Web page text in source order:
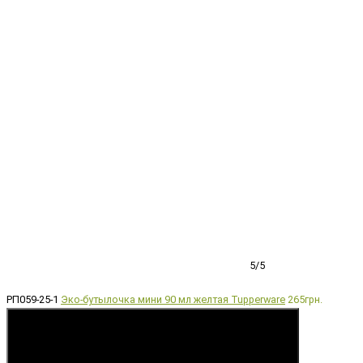
5/5
РП059-25-1 Эко-бутылочка мини 90 мл желтая Tupperware 265грн.